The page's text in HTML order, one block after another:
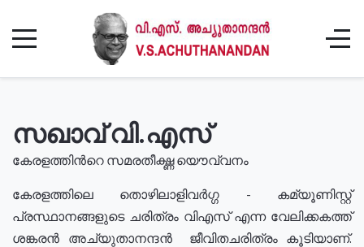
സഖാവ് വി.എസ്
കേരളത്തിൻറെ സമരതീക്ഷ്ണ യൌവ്വനം
കേരളത്തിലെ തൊഴിലാളിവർഗ്ഗ - കമ്യൂണിസ്റ്റ്
പ്രസ്ഥാനങ്ങളുടെ ചരിത്രം വിഎസ് എന്ന വേലിക്കകത്ത്
ശങ്കരൻ അച്യുതാനന്ദൻ ജീവിതചരിത്രം കൂടിയാണ്.